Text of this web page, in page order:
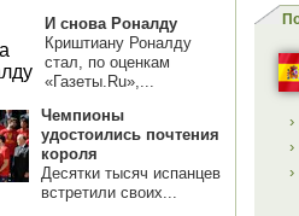
И снова Роналду
Криштиану Роналду
стал, по оценкам
«Газеты.Ru»,...
Чемпионы
удостоились почтения
короля
Десятки тысяч испанцев
встретили своих...
›
›
›